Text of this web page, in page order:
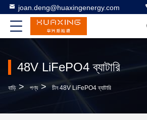
joan.deng@huaxingenergy.com
48V LiFePO4 ব্যাটারি
বাড়ি > পণ্য > চীন 48V LiFePO4 ব্যাটারি